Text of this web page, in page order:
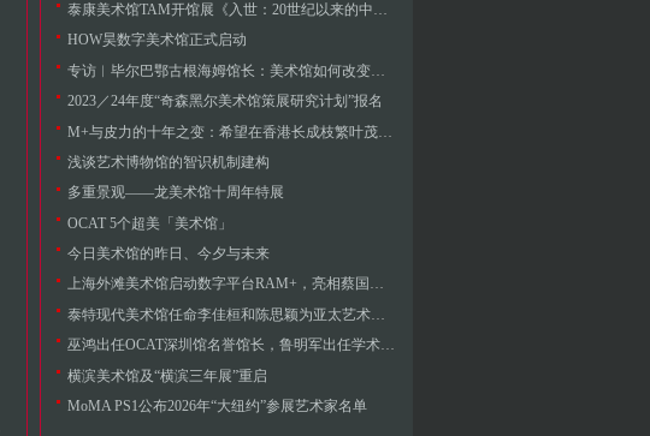
泰康美术馆TAM开馆展《⼊世：20世纪以来的中国现当代艺术》
HOW昊数字美术馆正式启动
专访︱毕尔巴鄂古根海姆馆长：美术馆如何改变城市？
2023／24年度“奇森黑尔美术馆策展研究计划”报名
M+与皮力的十年之变：希望在香港长成枝繁叶茂的树
浅谈艺术博物馆的智识机制建构
多重景观——龙美术馆十周年特展
OCAT 5个超美「美术馆」
今日美术馆的昨日、今夕与未来
上海外滩美术馆启动数字平台RAM+，亮相蔡国强首个NFT项目《瞬间的永恒》
泰特现代美术馆任命李佳桓和陈思颖为亚太艺术策展人
巫鸿出任OCAT深圳馆名誉馆长，鲁明军出任学术总监
横滨美术馆及“横滨三年展”重启
MoMA PS1公布2026年“大纽约”参展艺术家名单